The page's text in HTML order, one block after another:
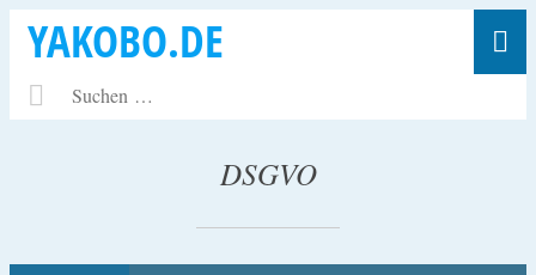
YAKOBO.DE
DSGVO